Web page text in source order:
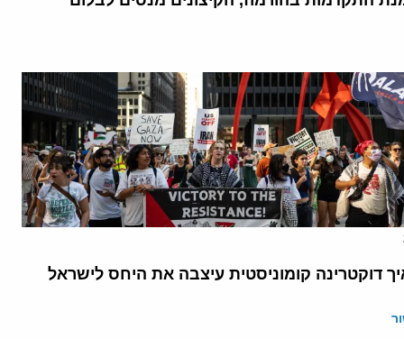
דוקטרינה קומוניסטית עיצבה את היחס לישראל